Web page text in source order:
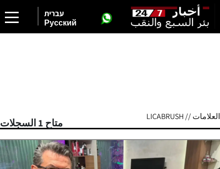
עברית
Русский
العلامات // LICABRUSH
متاح 1 السجلات